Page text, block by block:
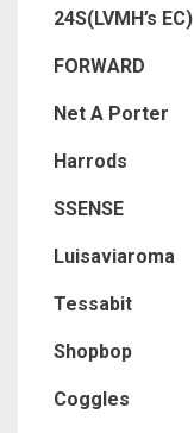
24S(LVMH’s EC)
FORWARD
Net A Porter
Harrods
SSENSE
Luisaviaroma
Tessabit
Shopbop
Coggles